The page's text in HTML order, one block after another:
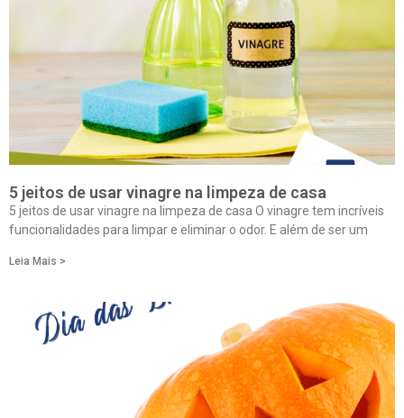
5 jeitos de usar vinagre na limpeza de casa
5 jeitos de usar vinagre na limpeza de casa O vinagre tem incríveis
funcionalidades para limpar e eliminar o odor. E além de ser um
Leia Mais >